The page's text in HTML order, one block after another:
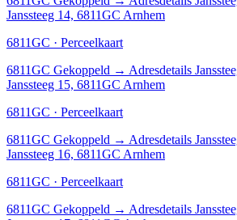
Janssteeg 14, 6811GC Arnhem
6811GC · Perceelkaart
6811GC Gekoppeld → Adresdetails
Janssteeg 15, 6811GC Arnhem
6811GC · Perceelkaart
6811GC Gekoppeld → Adresdetails
Janssteeg 16, 6811GC Arnhem
6811GC · Perceelkaart
6811GC Gekoppeld → Adresdetails